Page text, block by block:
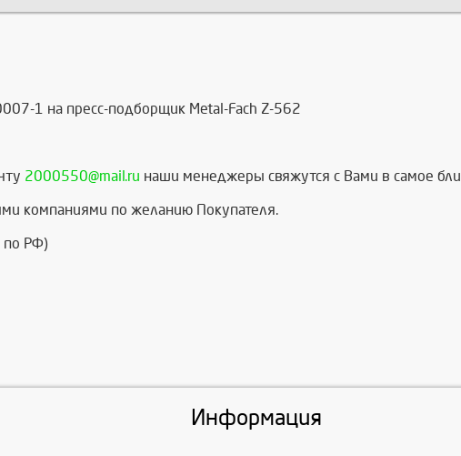
1 на пресс-подборщик Metal-Fach Z-562
2000550@mail.ru наши менеджеры свяжутся с Вами в самое
компаниями по желанию Покупателя.
по РФ)
Информация